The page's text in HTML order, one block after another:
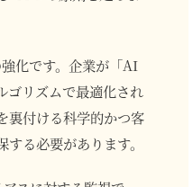
化です。企業が「AI
ゴリズムで最適化され
裏付ける科学的かつ客
る必要があります。